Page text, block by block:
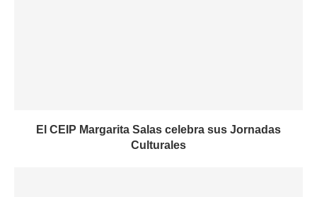
El CEIP Margarita Salas celebra sus Jornadas
Culturales